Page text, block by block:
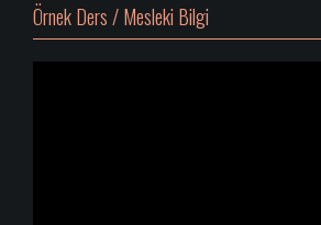
Örnek Ders / Mesleki Bilgi